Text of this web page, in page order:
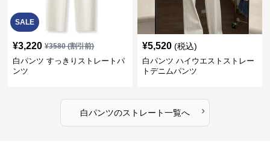
SALE
¥3,220 ¥3580(割引前)
白パンツ すっきりストレートパ
ンツ
¥5,520 (税込)
白パンツ ハイウエストストレー
トデニムパンツ
白パンツのストレート一覧へ ›